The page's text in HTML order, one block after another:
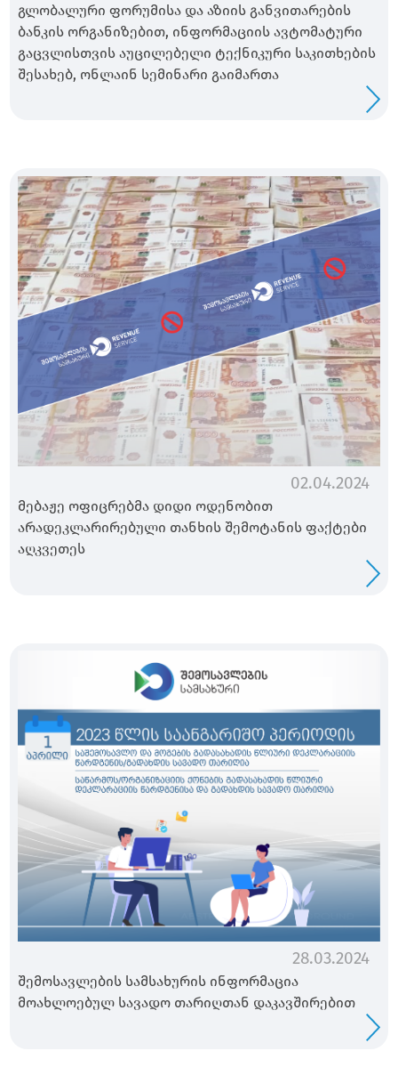
გლობალური ფორუმისა და აზიის განვითარების
ბანკის ორგანიზებით, ინფორმაციის ავტომატური
გაცვლისთვის აუცილებელი ტექნიკური საკითხების
შესახებ, ონლაინ სემინარი გაიმართა
02.04.2024
მებაჟე ოფიცრებმა დიდი ოდენობით
არადეკლარირებული თანხის შემოტანის ფაქტები
აღკვეთეს
28.03.2024
შემოსავლების სამსახურის ინფორმაცია
მოახლოებულ სავადო თარიღთან დაკავშირებით